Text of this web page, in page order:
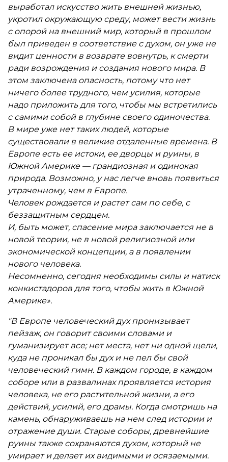
выработал искусство жить внешней жизнью,
укротил окружающую среду, может вести жизнь
с опорой на внешний мир, который в прошлом
был приведен в соответствие с духом, он уже не
видит ценности в возврате вовнутрь, к смерти
ради возрождения и создания нового мира. В
этом заключена опасность, потому что нет
ничего более трудного, чем усилия, которые
надо приложить для того, чтобы мы встретились
с самими собой в глубине своего одиночества.
В мире уже нет таких людей, которые
существовали в великие отдаленные времена. В
Европе есть ее истоки, ее дворцы и руины, в
Южной Америке — грандиозная и одинокая
природа. Возможно, у нас легче вновь появиться
утраченному, чем в Европе.
Человек рождается и растет сам по себе, с
беззащитным сердцем.
И, быть может, спасение мира заключается не в
новой теории, не в новой религиозной или
экономической концепции, а в появлении
нового человека.
Несомненно, сегодня необходимы силы и натиск
конкистадоров для того, чтобы жить в Южной
Америке».
"В Европе человеческий дух пронизывает
пейзаж, он говорит своими словами и
гуманизирует все; нет места, нет ни одной щели,
куда не проникал бы дух и не пел бы свой
человеческий гимн. В каждом городе, в каждом
соборе или в развалинах проявляется история
человека, не его растительной жизни, а его
действий, усилий, его драмы. Когда смотришь на
камень, обнаруживаешь на нем след истории и
отражение души. Старые соборы, древнейшие
руины также сохраняются духом, который не
умирает и делает их видимыми и осязаемыми.